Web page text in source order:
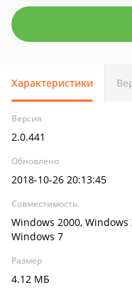
Характеристики
Версия
2.0.441
Обновлено
2018-10-26 20:13:45
Совместимость
Windows 2000, Windows
Windows 7
Размер
4.12 МБ